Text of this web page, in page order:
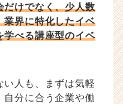
だけでなく、少人数
業界に特化したイベ
学べる講座型のイベ
い人も、まずは気軽
自分に合う企業や働